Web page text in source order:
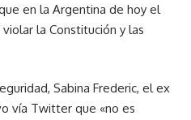
en la Argentina de hoy el
la Constitución y las
Sabina Frederic, el ex
vía Twitter que «no es